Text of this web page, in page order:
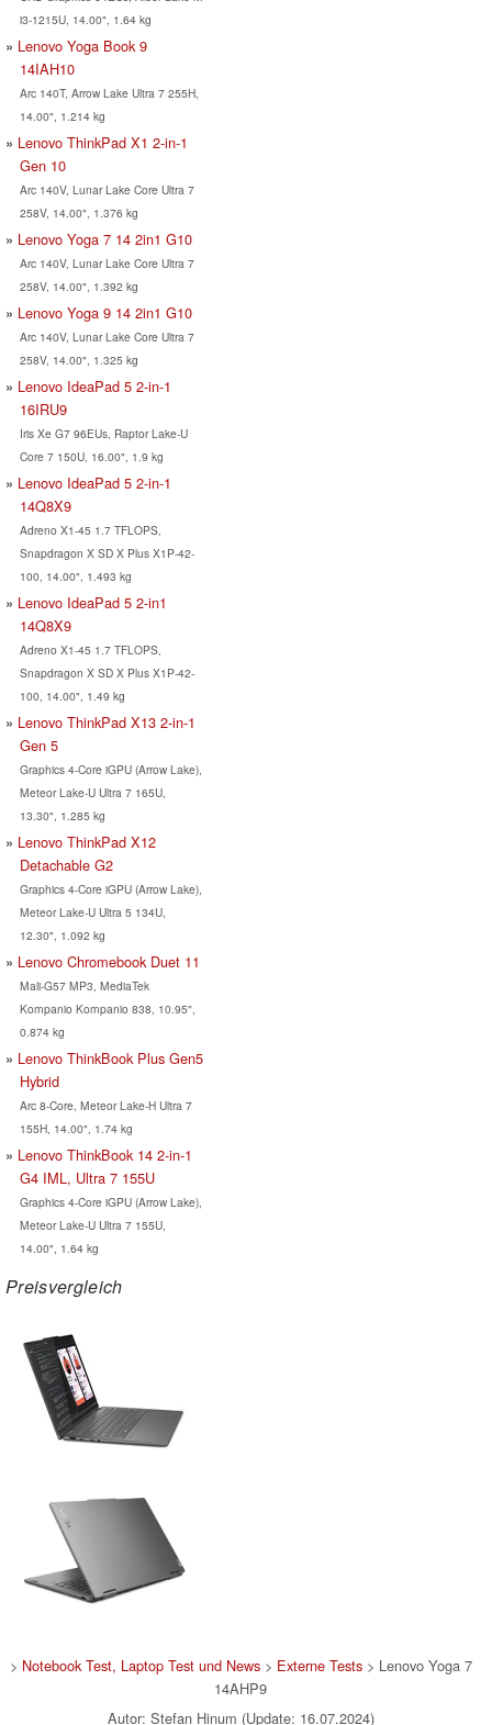
i3-1215U, 14.00", 1.64 kg
Lenovo Yoga Book 9
14IAH10
Arc 140T, Arrow Lake Ultra 7 255H,
14.00", 1.214 kg
Lenovo ThinkPad X1 2-in-1
Gen 10
Arc 140V, Lunar Lake Core Ultra 7
258V, 14.00", 1.376 kg
Lenovo Yoga 7 14 2in1 G10
Arc 140V, Lunar Lake Core Ultra 7
258V, 14.00", 1.392 kg
Lenovo Yoga 9 14 2in1 G10
Arc 140V, Lunar Lake Core Ultra 7
258V, 14.00", 1.325 kg
Lenovo IdeaPad 5 2-in-1
16IRU9
Iris Xe G7 96EUs, Raptor Lake-U
Core 7 150U, 16.00", 1.9 kg
Lenovo IdeaPad 5 2-in-1
14Q8X9
Adreno X1-45 1.7 TFLOPS,
Snapdragon X SD X Plus X1P-42-
100, 14.00", 1.493 kg
Lenovo IdeaPad 5 2-in1
14Q8X9
Adreno X1-45 1.7 TFLOPS,
Snapdragon X SD X Plus X1P-42-
100, 14.00", 1.49 kg
Lenovo ThinkPad X13 2-in-1
Gen 5
Graphics 4-Core iGPU (Arrow Lake),
Meteor Lake-U Ultra 7 165U,
13.30", 1.285 kg
Lenovo ThinkPad X12
Detachable G2
Graphics 4-Core iGPU (Arrow Lake),
Meteor Lake-U Ultra 5 134U,
12.30", 1.092 kg
Lenovo Chromebook Duet 11
Mali-G57 MP3, MediaTek
Kompanio Kompanio 838, 10.95",
0.874 kg
Lenovo ThinkBook Plus Gen5
Hybrid
Arc 8-Core, Meteor Lake-H Ultra 7
155H, 14.00", 1.74 kg
Lenovo ThinkBook 14 2-in-1
G4 IML, Ultra 7 155U
Graphics 4-Core iGPU (Arrow Lake),
Meteor Lake-U Ultra 7 155U,
14.00", 1.64 kg
Preisvergleich
> Notebook Test, Laptop Test und News> Externe Tests> Lenovo Yoga 7
14AHP9
Autor: Stefan Hinum (Update: 16.07.2024)